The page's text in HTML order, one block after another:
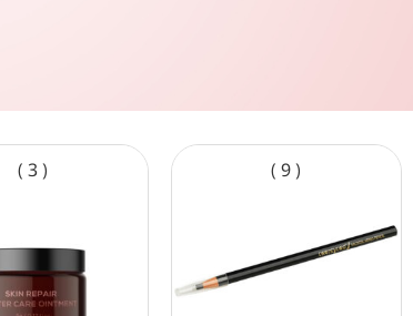
( 9 )
( 3 )